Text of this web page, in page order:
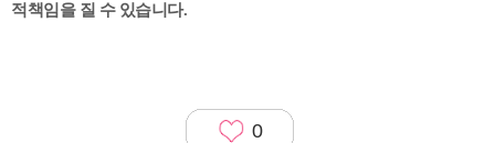
적책임을 질 수 있습니다.
0